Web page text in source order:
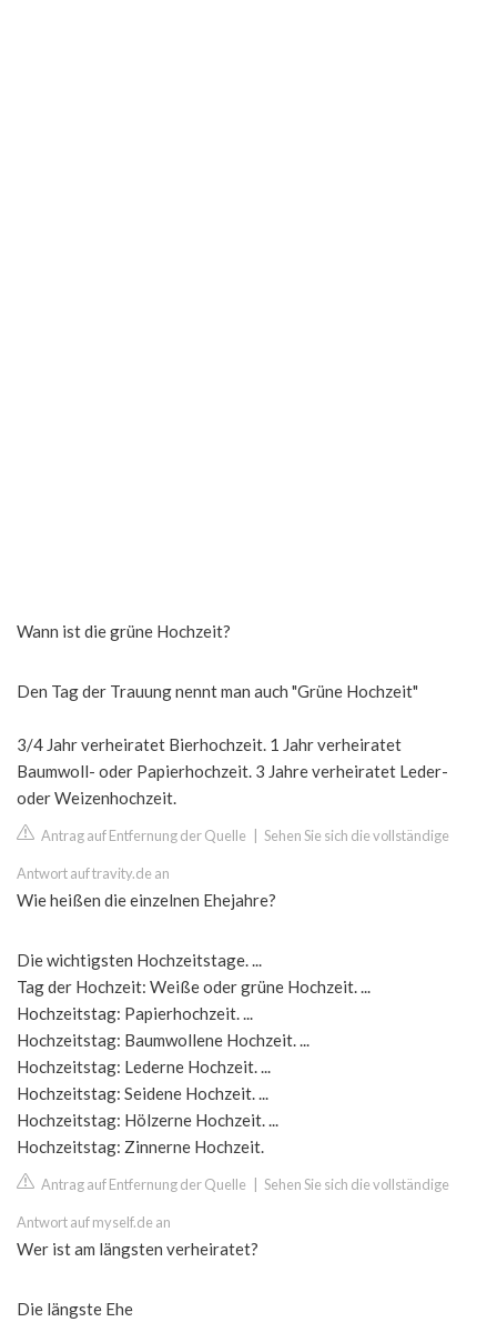
Wann ist die grüne Hochzeit?
Den Tag der Trauung nennt man auch "Grüne Hochzeit"
3/4 Jahr verheiratet Bierhochzeit. 1 Jahr verheiratet
Baumwoll- oder Papierhochzeit. 3 Jahre verheiratet Leder-
oder Weizenhochzeit.
Antrag auf Entfernung der Quelle Sehen Sie sich die vollständige
Antwort auf travity.de an
Wie heißen die einzelnen Ehejahre?
Die wichtigsten Hochzeitstage. ...
Tag der Hochzeit: Weiße oder grüne Hochzeit. ...
Hochzeitstag: Papierhochzeit. ...
Hochzeitstag: Baumwollene Hochzeit. ...
Hochzeitstag: Lederne Hochzeit. ...
Hochzeitstag: Seidene Hochzeit. ...
Hochzeitstag: Hölzerne Hochzeit. ...
Hochzeitstag: Zinnerne Hochzeit.
Antrag auf Entfernung der Quelle Sehen Sie sich die vollständige
Antwort auf myself.de an
Wer ist am längsten verheiratet?
Die längste Ehe